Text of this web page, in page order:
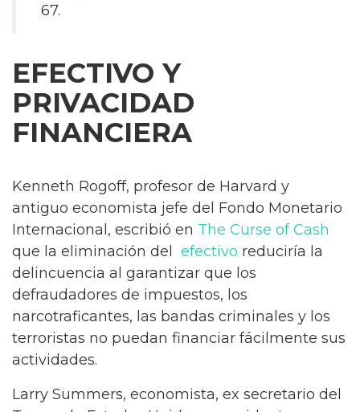
67.
EFECTIVO Y
PRIVACIDAD
FINANCIERA
Kenneth Rogoff, profesor de Harvard y
antiguo economista jefe del Fondo Monetario
Internacional, escribió en The Curse of Cash
que la eliminación del efectivo reduciría la
delincuencia al garantizar que los
defraudadores de impuestos, los
narcotraficantes, las bandas criminales y los
terroristas no puedan financiar fácilmente sus
actividades.
Larry Summers, economista, ex secretario del